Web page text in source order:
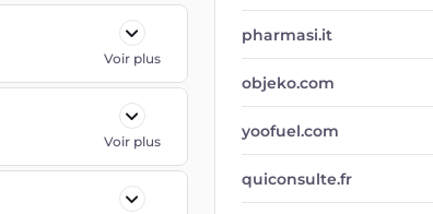
Voir plus
Voir plus
pharmasi.it
objeko.com
yoofuel.com
quiconsulte.fr